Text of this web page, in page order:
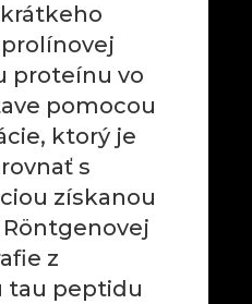
proteínu vo
pomocou
ktorý je
s
získanou
z
tau peptidu